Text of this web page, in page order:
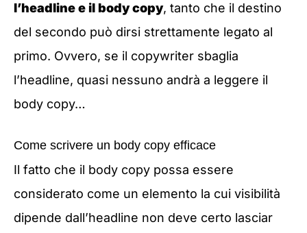
l’headline e il body copy, tanto che il destino
del secondo può dirsi strettamente legato al
primo. Ovvero, se il copywriter sbaglia
l’headline, quasi nessuno andrà a leggere il
body copy…
Come scrivere un body copy efficace
Il fatto che il body copy possa essere
considerato come un elemento la cui visibilità
dipende dall’headline non deve certo lasciar